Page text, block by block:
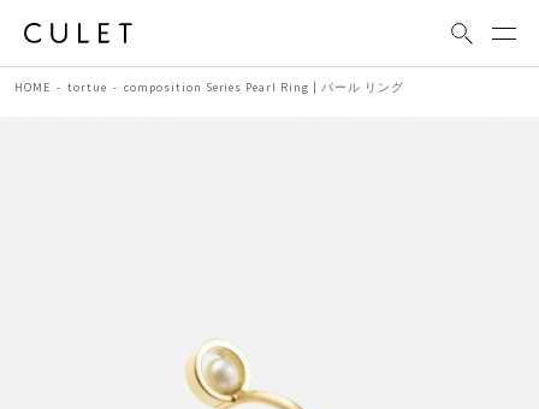
HOME tortue composition Series Pearl Ring | パール リング